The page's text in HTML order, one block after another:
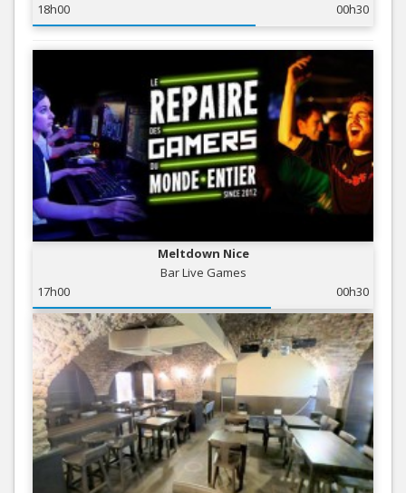
18h00
00h30
Meltdown Nice
Bar Live Games
17h00
00h30